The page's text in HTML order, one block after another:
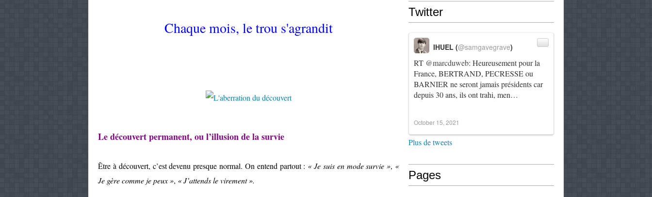
Chaque mois, le trou s'agrandit
Le découvert permanent, ou l’illusion de la survie
Être à découvert, c’est devenu presque normal. On entend partout : « Je suis en mode survie », «
Je gère comme je peux », « J’attends le virement ».
Twitter
RT @marcduweb: Heureusement pour la
France, BERTRAND, PECRESSE ou
BARNIER ne seront jamais présidents car
depuis 30 ans, ils ont trahi, men…
IHUEL (@samgavegrave)
October 15, 2021
Plus de tweets
Pages